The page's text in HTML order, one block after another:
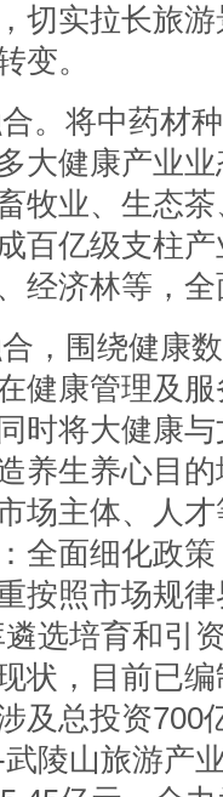
切实拉长旅
变。
。将中药材
大健康产业
牧业、生态
百亿级支柱
经济林等，
，围绕健康
健康管理及
时将大健康
养生养心目
场主体、人
全面细化政
按照市场规律
选培育和引
状，目前已
及总投资700
陵山旅游产